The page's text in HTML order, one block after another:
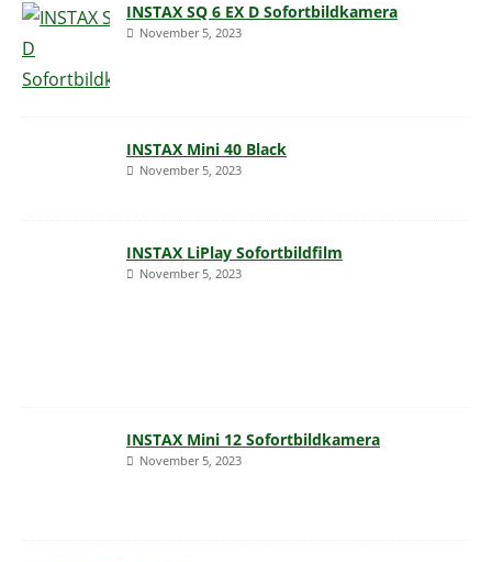
INSTAX SQ 6 EX D Sofortbildkamera
November 5, 2023
INSTAX Mini 40 Black
November 5, 2023
INSTAX LiPlay Sofortbildfilm
November 5, 2023
INSTAX Mini 12 Sofortbildkamera
November 5, 2023